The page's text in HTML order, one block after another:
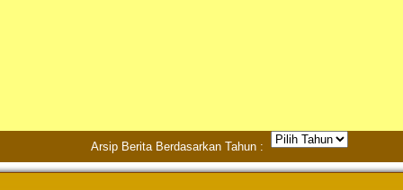
Arsip Berita Berdasarkan Tahun :